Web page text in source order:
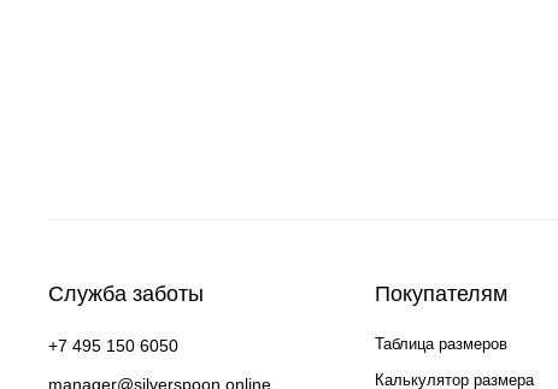
Служба заботы
+7 495 150 6050
manager@silverspoon.online
Покупателям
Таблица размеров
Калькулятор размера